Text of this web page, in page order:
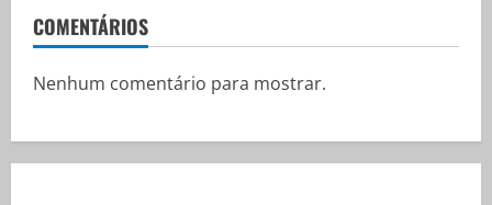
COMENTÁRIOS
Nenhum comentário para mostrar.